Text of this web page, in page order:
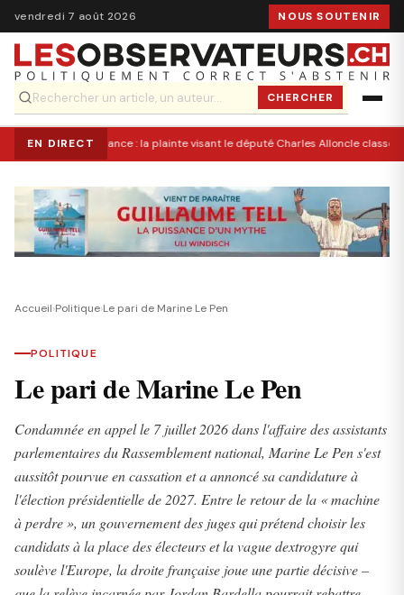
vendredi 7 août 2026 NOUS SOUTENIR
CHERCHER
EN DIRECT France : la plainte visant le député Charles Alloncle classée
Accueil›Politique›Le pari de Marine Le Pen
POLITIQUE
Le pari de Marine Le Pen
Condamnée en appel le 7 juillet 2026 dans l'affaire des assistants
parlementaires du Rassemblement national, Marine Le Pen s'est
aussitôt pourvue en cassation et a annoncé sa candidature à
l'élection présidentielle de 2027. Entre le retour de la « machine
à perdre », un gouvernement des juges qui prétend choisir les
candidats à la place des électeurs et la vague dextrogyre qui
soulève l'Europe, la droite française joue une partie décisive –